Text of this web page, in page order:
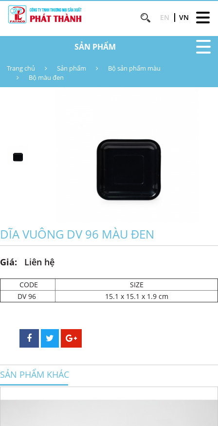
EN VN
SẢN PHẨM
Trang chủ Sản phẩm
Bộ sản phẩm màu
Bộ màu đen
DĨA VUÔNG DV 96 MÀU ĐEN
Giá: Liên hệ
CODE
SIZE
DV 96
15.1 x 15.1 x 1.9 cm
SẢN PHẨM KHÁC